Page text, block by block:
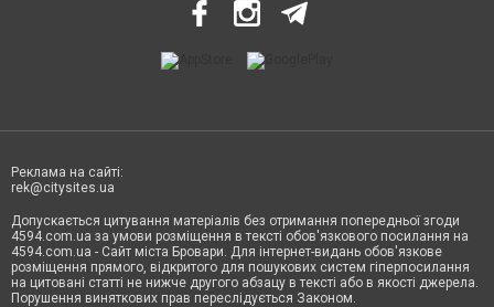
Реклама на сайті:
rek@citysites.ua
Допускається цитування матеріалів без отримання попередньої згоди
4594.com.ua за умови розміщення в тексті обов'язкового посилання на
4594.com.ua - Сайт міста Бровари. Для інтернет-видань обов'язкове
розміщення прямого, відкритого для пошукових систем гіперпосилання
на цитовані статті не нижче другого абзацу в тексті або в якості джерела.
Порушення виняткових прав переслідується Законом.